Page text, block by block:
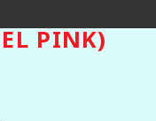
PINK)